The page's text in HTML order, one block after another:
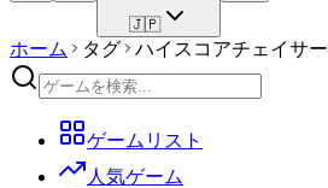
🇯🇵
ホーム タグ ハイスコアチェイサー
ゲームリスト
人気ゲーム